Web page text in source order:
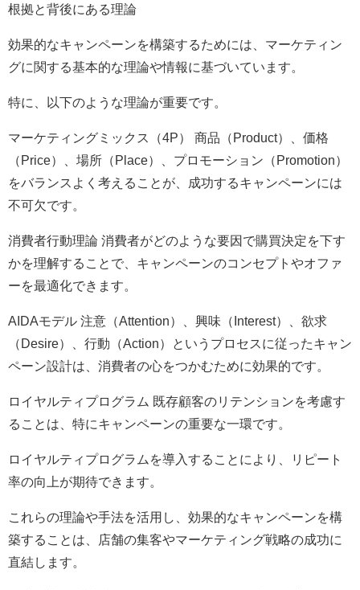
根拠と背後にある理論
効果的なキャンペーンを構築するためには、マーケティン
グに関する基本的な理論や情報に基づいています。
特に、以下のような理論が重要です。
マーケティングミックス（4P） 商品（Product）、価格
（Price）、場所（Place）、プロモーション（Promotion）
をバランスよく考えることが、成功するキャンペーンには
不可欠です。
消費者行動理論 消費者がどのような要因で購買決定を下す
かを理解することで、キャンペーンのコンセプトやオファ
ーを最適化できます。
AIDAモデル 注意（Attention）、興味（Interest）、欲求
（Desire）、行動（Action）というプロセスに従ったキャン
ペーン設計は、消費者の心をつかむために効果的です。
ロイヤルティプログラム 既存顧客のリテンションを考慮す
ることは、特にキャンペーンの重要な一環です。
ロイヤルティプログラムを導入することにより、リピート
率の向上が期待できます。
これらの理論や手法を活用し、効果的なキャンペーンを構
築することは、店舗の集客やマーケティング戦略の成功に
直結します。